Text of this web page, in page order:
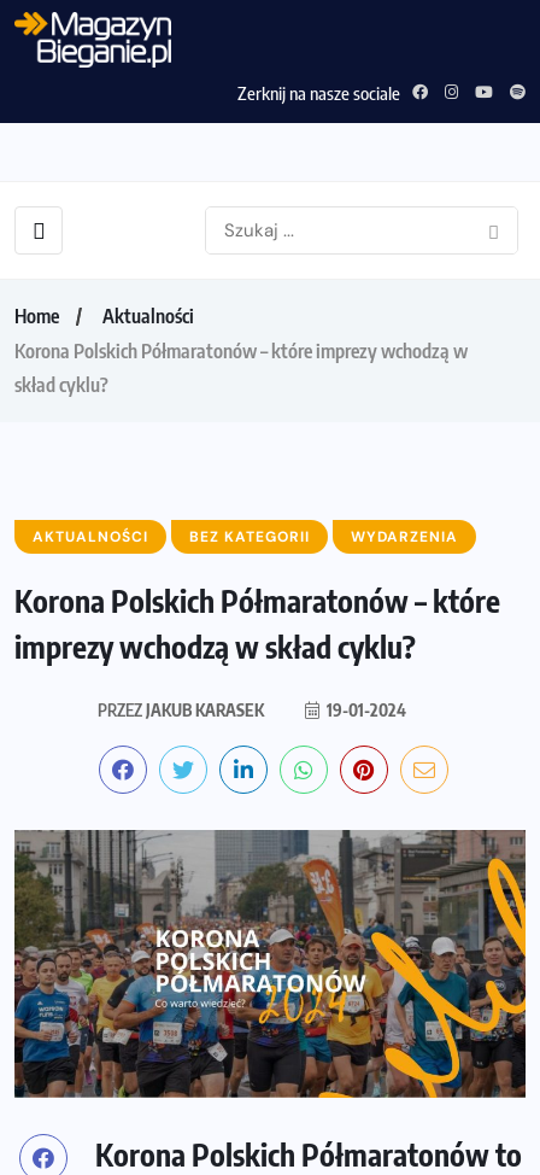
Zerknij na nasze sociale
Home
Aktualności
Korona Polskich Półmaratonów – które imprezy wchodzą w
skład cyklu?
AKTUALNOŚCI BEZ KATEGORII WYDARZENIA
Korona Polskich Półmaratonów – które
imprezy wchodzą w skład cyklu?
PRZEZJAKUB KARASEK 19-01-2024
Korona Polskich Półmaratonów to